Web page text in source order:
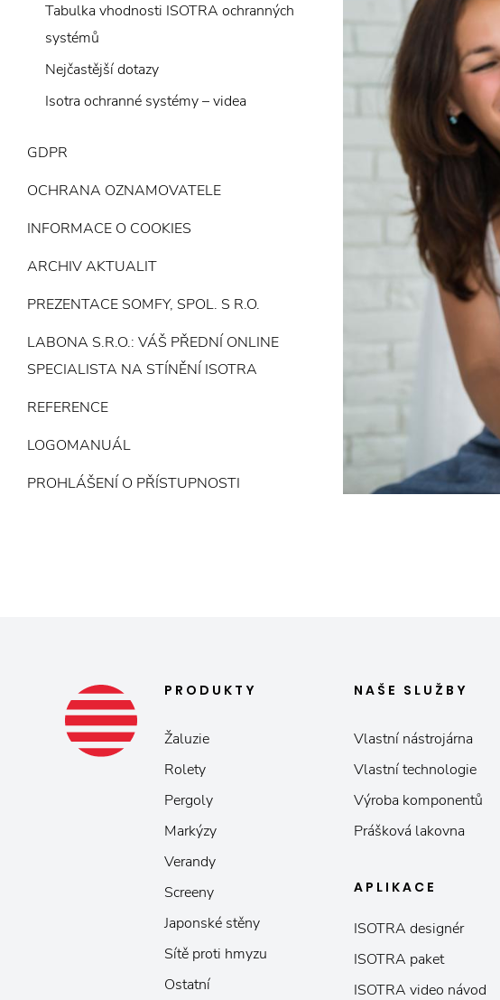
Tabulka vhodnosti ISOTRA ochranných
systémů
Nejčastější dotazy
Isotra ochranné systémy – videa
GDPR
OCHRANA OZNAMOVATELE
INFORMACE O COOKIES
ARCHIV AKTUALIT
PREZENTACE SOMFY, SPOL. S R.O.
LABONA S.R.O.: VÁŠ PŘEDNÍ ONLINE
SPECIALISTA NA STÍNĚNÍ ISOTRA
REFERENCE
LOGOMANUÁL
PROHLÁŠENÍ O PŘÍSTUPNOSTI
PRODUKTY
Žaluzie
Rolety
Pergoly
Markýzy
Verandy
Screeny
Japonské stěny
Sítě proti hmyzu
Ostatní
NAŠE SLUŽBY
Vlastní nástrojárna
Vlastní technologie
Výroba komponentů
Prášková lakovna
APLIKACE
ISOTRA designér
ISOTRA paket
ISOTRA video návod